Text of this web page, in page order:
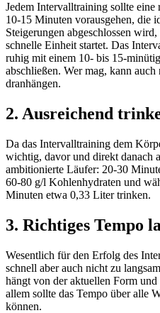
Jedem Intervalltraining sollte
10-15 Minuten vorausgehen, die
Steigerungen abgeschlossen
schnelle Einheit startet. Das
ruhig mit einem 10- bis 15-
abschließen. Wer mag, kann
dranhängen.
2. Ausreichend
Da das Intervalltraining dem
wichtig, davor und direkt danach
ambitionierte Läufer: 20-30
60-80 g/l Kohlenhydraten und
Minuten etwa 0,33 Liter trinken.
3. Richtiges Tempo
Wesentlich für den Erfolg des
schnell aber auch nicht zu
hängt von der aktuellen Form
allem sollte das Tempo über alle
können.